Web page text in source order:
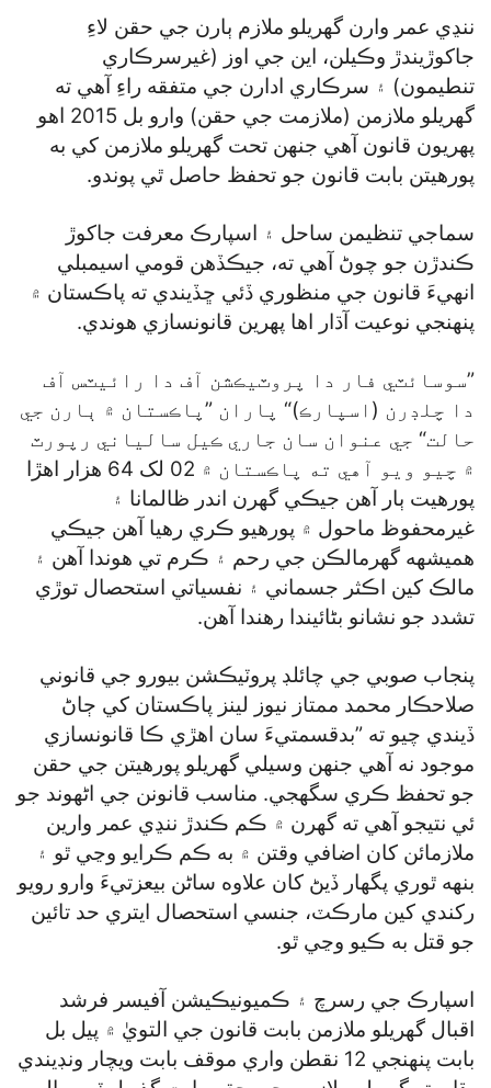
ننڍي عمر وارن گھريلو ملازم ٻارن جي حقن لاءِ
جاکوڙيندڙ وڪيلن، اين جي اوز (غيرسرڪاري
تنطيمون) ۽ سرڪاري ادارن جي متفقه راءِ آهي ته
گھريلو ملازمن (ملازمت جي حقن) وارو بل 2015 اهو
پهريون قانون آهي جنهن تحت گھريلو ملازمن کي به
پورهيتن بابت قانون جو تحفظ حاصل ٿي پوندو.
سماجي تنظيمن ساحل ۽ اسپارڪ معرفت جاکوڙ
ڪندڙن جو چوڻ آهي ته، جيڪڏهن قومي اسيمبلي
انهيءَ قانون جي منظوري ڏئي ڇڏيندي ته پاڪستان ۾
پنهنجي نوعيت آڌار اها پهرين قانونسازي هوندي.
”سوسائٽي فار دا پروٽيڪشن آف دا رائيٽس آف
دا چلڊرن (اسپارڪ)“ پاران ”پاڪستان ۾ ٻارن جي
حالت“ جي عنوان سان جاري ڪيل سالياني رپورٽ
۾ چيو ويو آهي ته پاڪستان ۾ 02 لک 64 هزار اهڙا
پورهيت ٻار آهن جيڪي گھرن اندر ظالمانا ۽
غيرمحفوظ ماحول ۾ پورهيو ڪري رهيا آهن جيڪي
هميشهه گھرمالڪن جي رحم ۽ ڪرم تي هوندا آهن ۽
مالڪ کين اڪثر جسماني ۽ نفسياتي استحصال توڙي
تشدد جو نشانو بڻائيندا رهندا آهن.
پنجاب صوبي جي چائلڊ پروٽيڪشن بيورو جي قانوني
صلاحڪار محمد ممتاز نيوز لينز پاڪستان کي ڄاڻ
ڏيندي چيو ته ”بدقسمتيءَ سان اهڙي ڪا قانونسازي
موجود نه آهي جنهن وسيلي گھريلو پورهيتن جي حقن
جو تحفظ ڪري سگھجي. مناسب قانونن جي اڻهوند جو
ئي نتيجو آهي ته گھرن ۾ ڪم ڪندڙ ننڍي عمر وارين
ملازمائن کان اضافي وقتن ۾ به ڪم ڪرايو وڃي ٿو ۽
بنهه ٿوري پگھار ڏيڻ کان علاوه ساڻن بيعزتيءَ وارو رويو
رکندي کين مارڪٽ، جنسي استحصال ايتري حد تائين
جو قتل به ڪيو وڃي ٿو.
اسپارڪ جي رسرچ ۽ ڪميونيڪيشن آفيسر فرشد
اقبال گھريلو ملازمن بابت قانون جي التويٰ ۾ پيل بل
بابت پنهنجي 12 نقطن واري موقف بابت ويچار ونڊيندي